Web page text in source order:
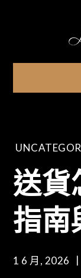
送貨
指南
1 6 月, 2026